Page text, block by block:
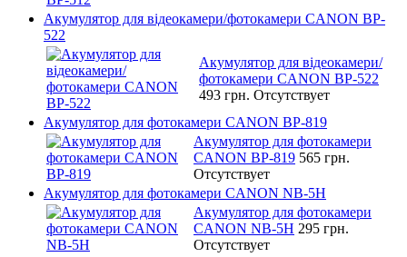
Акумулятор для відеокамери/фотокамери CANON BP-
522
Акумулятор для відеокамери/
фотокамери CANON BP-522
493 грн. Отсутствует
Акумулятор для фотокамери CANON BP-819
Акумулятор для фотокамери
CANON BP-819 565 грн.
Отсутствует
Акумулятор для фотокамери CANON NB-5H
Акумулятор для фотокамери
CANON NB-5H 295 грн.
Отсутствует